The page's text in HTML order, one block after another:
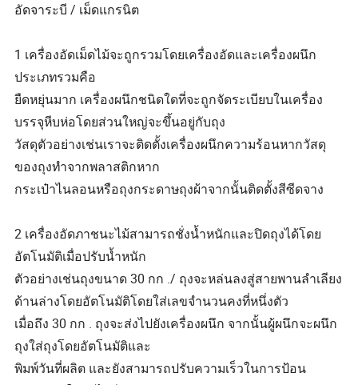
อัดจาระบี / เม็ดแกรนิต
1 เครื่องอัดเม็ดไม้จะถูกรวมโดยเครื่องอัดและเครื่องผนึก
ประเภทรวมคือ
ยืดหยุ่นมาก เครื่องผนึกชนิดใดที่จะถูกจัดระเบียบในเครื่อง
บรรจุหีบห่อโดยส่วนใหญ่จะขึ้นอยู่กับถุง
วัสดุตัวอย่างเช่นเราจะติดตั้งเครื่องผนึกความร้อนหากวัสดุ
ของถุงทำจากพลาสติกหาก
กระเป๋าไนลอนหรือถุงกระดาษถุงผ้าจากนั้นติดตั้งสีซีดจาง
2 เครื่องอัดภาชนะไม้สามารถชั่งน้ำหนักและปิดถุงได้โดย
อัตโนมัติเมื่อปรับน้ำหนัก
ตัวอย่างเช่นถุงขนาด 30 กก ./ ถุงจะหล่นลงสู่สายพานลำเลียง
ด้านล่างโดยอัตโนมัติโดยใส่เลขจำนวนคงที่หนึ่งตัว
เมื่อถึง 30 กก . ถุงจะส่งไปยังเครื่องผนึก จากนั้นผู้ผนึกจะผนึก
ถุงใส่ถุงโดยอัตโนมัติและ
พิมพ์วันที่ผลิต และยังสามารถปรับความเร็วในการป้อน